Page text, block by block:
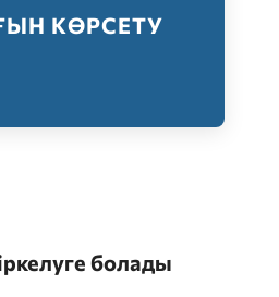
КӨРСЕТУ
көрсету
болады